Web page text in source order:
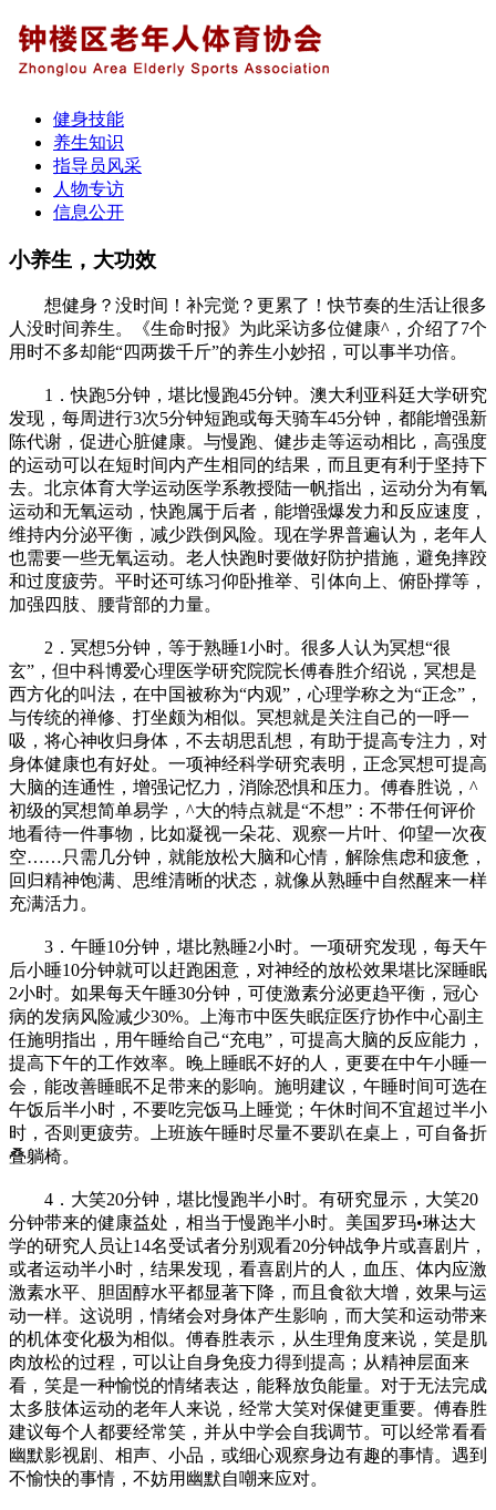
健身技能
养生知识
指导员风采
人物专访
信息公开
小养生，大功效
想健身？没时间！补完觉？更累了！快节奏的生活让很多
人没时间养生。《生命时报》为此采访多位健康^，介绍了7个
用时不多却能“四两拨千斤”的养生小妙招，可以事半功倍。
1．快跑5分钟，堪比慢跑45分钟。澳大利亚科廷大学研究
发现，每周进行3次5分钟短跑或每天骑车45分钟，都能增强新
陈代谢，促进心脏健康。与慢跑、健步走等运动相比，高强度
的运动可以在短时间内产生相同的结果，而且更有利于坚持下
去。北京体育大学运动医学系教授陆一帆指出，运动分为有氧
运动和无氧运动，快跑属于后者，能增强爆发力和反应速度，
维持内分泌平衡，减少跌倒风险。现在学界普遍认为，老年人
也需要一些无氧运动。老人快跑时要做好防护措施，避免摔跤
和过度疲劳。平时还可练习仰卧推举、引体向上、俯卧撑等，
加强四肢、腰背部的力量。
2．冥想5分钟，等于熟睡1小时。很多人认为冥想“很
玄”，但中科博爱心理医学研究院院长傅春胜介绍说，冥想是
西方化的叫法，在中国被称为“内观”，心理学称之为“正念”，
与传统的禅修、打坐颇为相似。冥想就是关注自己的一呼一
吸，将心神收归身体，不去胡思乱想，有助于提高专注力，对
身体健康也有好处。一项神经科学研究表明，正念冥想可提高
大脑的连通性，增强记忆力，消除恐惧和压力。傅春胜说，^
初级的冥想简单易学，^大的特点就是“不想”：不带任何评价
地看待一件事物，比如凝视一朵花、观察一片叶、仰望一次夜
空……只需几分钟，就能放松大脑和心情，解除焦虑和疲惫，
回归精神饱满、思维清晰的状态，就像从熟睡中自然醒来一样
充满活力。
3．午睡10分钟，堪比熟睡2小时。一项研究发现，每天午
后小睡10分钟就可以赶跑困意，对神经的放松效果堪比深睡眠
2小时。如果每天午睡30分钟，可使激素分泌更趋平衡，冠心
病的发病风险减少30%。上海市中医失眠症医疗协作中心副主
任施明指出，用午睡给自己“充电”，可提高大脑的反应能力，
提高下午的工作效率。晚上睡眠不好的人，更要在中午小睡一
会，能改善睡眠不足带来的影响。施明建议，午睡时间可选在
午饭后半小时，不要吃完饭马上睡觉；午休时间不宜超过半小
时，否则更疲劳。上班族午睡时尽量不要趴在桌上，可自备折
叠躺椅。
4．大笑20分钟，堪比慢跑半小时。有研究显示，大笑20
分钟带来的健康益处，相当于慢跑半小时。美国罗玛•琳达大
学的研究人员让14名受试者分别观看20分钟战争片或喜剧片，
或者运动半小时，结果发现，看喜剧片的人，血压、体内应激
激素水平、胆固醇水平都显著下降，而且食欲大增，效果与运
动一样。这说明，情绪会对身体产生影响，而大笑和运动带来
的机体变化极为相似。傅春胜表示，从生理角度来说，笑是肌
肉放松的过程，可以让自身免疫力得到提高；从精神层面来
看，笑是一种愉悦的情绪表达，能释放负能量。对于无法完成
太多肢体运动的老年人来说，经常大笑对保健更重要。傅春胜
建议每个人都要经常笑，并从中学会自我调节。可以经常看看
幽默影视剧、相声、小品，或细心观察身边有趣的事情。遇到
不愉快的事情，不妨用幽默自嘲来应对。